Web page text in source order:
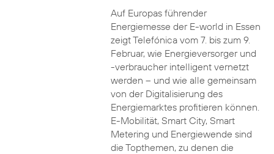
Auf Europas führender
Energiemesse der E-world in Essen
zeigt Telefónica vom 7. bis zum 9.
Februar, wie Energieversorger und
-verbraucher intelligent vernetzt
werden – und wie alle gemeinsam
von der Digitalisierung des
Energiemarktes profitieren können.
E-Mobilität, Smart City, Smart
Metering und Energiewende sind
die Topthemen, zu denen die